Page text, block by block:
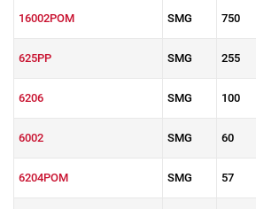
16002POM SMG 750
625PP SMG 255
6206 SMG 100
6002 SMG 60
6204POM SMG 57